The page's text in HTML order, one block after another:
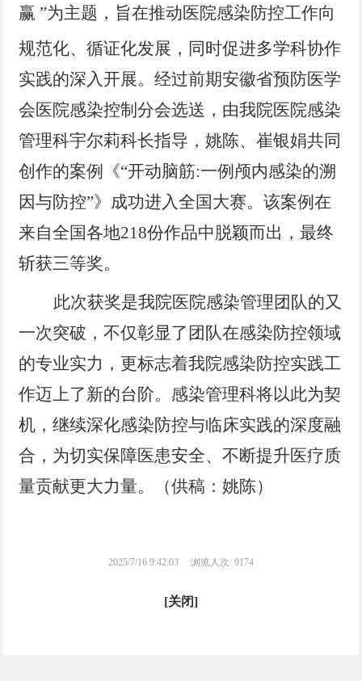
赢 ”为主题，旨在推动医院感染防控工作向
规范化、循证化发展，同时促进多学科协作
实践的深入开展。经过前期安徽省预防医学
会医院感染控制分会选送，由我院医院感染
管理科宇尔莉科长指导，姚陈、崔银娟共同
创作的案例《“开动脑筋:一例颅内感染的溯
因与防控”》成功进入全国大赛。该案例在
来自全国各地218份作品中脱颖而出，最终
斩获三等奖。
此次获奖是我院医院感染管理团队的又
一次突破，不仅彰显了团队在感染防控领域
的专业实力，更标志着我院感染防控实践工
作迈上了新的台阶。 感染管理科将以此为契
机，继续深化感染防控与临床实践的深度融
合，为切实保障医患安全、不断提升医疗质
量贡献更大力量。（供稿：姚陈）
2025/7/16 9:42:03 浏览人次: 9174
[关闭]